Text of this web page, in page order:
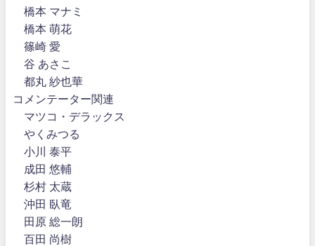
橋本 マナミ
橋本 萌花
篠崎 愛
谷 あさこ
都丸 紗也華
コメンテーター関連
マツコ・デラックス
やくみつる
小川 泰平
成田 悠輔
杉村 太蔵
沖田 臥竜
田原 総一朗
百田 尚樹